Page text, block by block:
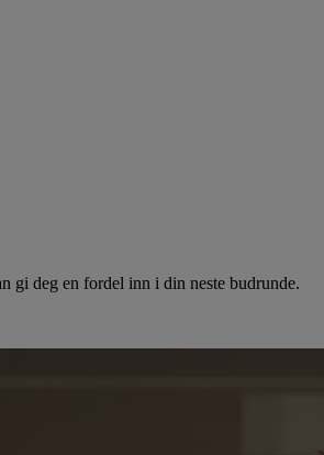
gi deg en fordel inn i din neste budrunde.